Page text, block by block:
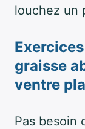
louchez un
graisse
ventre
Pas besoin